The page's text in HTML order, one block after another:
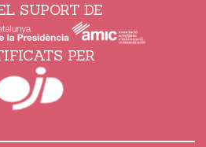
SUPORT DE
PER